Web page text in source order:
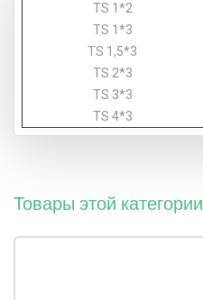
TS 1*2
TS 1*3
TS 1,5*3
TS 2*3
TS 3*3
TS 4*3
Товары этой категории